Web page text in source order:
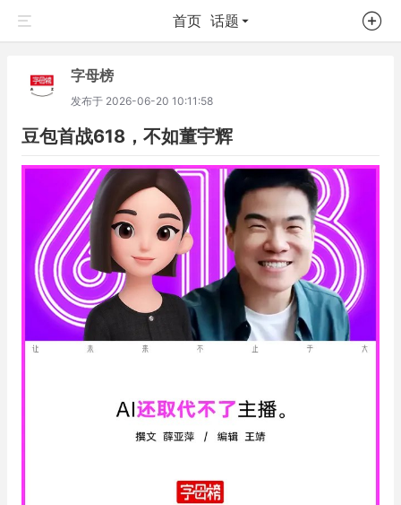
首页 话题
字母榜
发布于 2026-06-20 10:11:58
豆包首战618，不如董宇辉